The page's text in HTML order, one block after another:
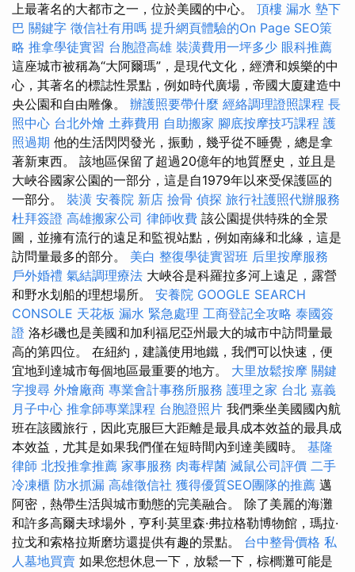
上最著名的大都市之一，位於美國的中心。 頂樓 漏水 墊下
巴 關鍵字 徵信社有用嗎 提升網頁體驗的On Page SEO策
略 推拿學徒實習 台胞證高雄 裝潢費用一坪多少 眼科推薦
這座城市被稱為“大阿爾瑪”，是現代文化，經濟和娛樂的中
心，其著名的標誌性景點，例如時代廣場，帝國大廈建造中
央公園和自由雕像。 辦護照要帶什麼 經絡調理證照課程 長
照中心 台北外燴 土葬費用 自助搬家 腳底按摩技巧課程 護
照過期 他的生活閃閃發光，振動，幾乎從不睡覺，總是拿
著新東西。 該地區保留了超過20億年的地質歷史，並且是
大峽谷國家公園的一部分，這是自1979年以來受保護區的
一部分。 裝潢 安養院 新店 撿骨 偵探 旅行社護照代辦服務
杜拜簽證 高雄搬家公司 律師收費 該公園提供特殊的全景
圖，並擁有流行的遠足和監視站點，例如南緣和北緣，這是
訪問量最多的部分。 美白 整復學徒實習班 后里按摩服務
戶外婚禮 氣結調理療法 大峽谷是科羅拉多河上遠足，露營
和野水划船的理想場所。 安養院 GOOGLE SEARCH
CONSOLE 天花板 漏水 緊急處理 工商登記全攻略 泰國簽
證 洛杉磯也是美國和加利福尼亞州最大的城市中訪問量最
高的第四位。 在紐約，建議使用地鐵，我們可以快速，便
宜地到達城市每個地區最重要的地方。 大里放鬆按摩 關鍵
字搜尋 外燴廠商 專業會計事務所服務 護理之家 台北 嘉義
月子中心 推拿師專業課程 台胞證照片 我們乘坐美國國內航
班在該國旅行，因此克服巨大距離是最具成本效益的最具成
本效益，尤其是如果我們僅在短時間內到達美國時。 基隆
律師 北投推拿推薦 家事服務 肉毒桿菌 滅鼠公司評價 二手
冷凍櫃 防水抓漏 高雄徵信社 獲得優質SEO團隊的推薦 邁
阿密，熱帶生活與城市動態的完美融合。 除了美麗的海灘
和許多高爾夫球場外，亨利·莫里森·弗拉格勒博物館，瑪拉·
拉戈和索格拉斯磨坊還提供有趣的景點。 台中整骨價格 私
人墓地買賣 如果您想休息一下，放鬆一下，棕櫚灘可能是